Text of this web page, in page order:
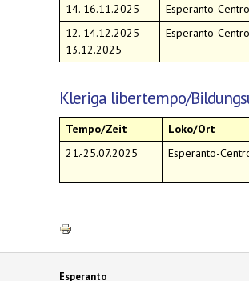
14.-16.11.2025
Esperanto-
12.-14.12.2025
13.12.2025
Esperanto-
Kleriga libertempo/
Tempo/Zeit Loko/Ort
21.-25.07.2025
Esperanto-
Esperanto